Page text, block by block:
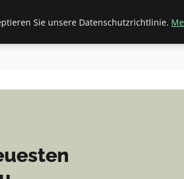
Tipps und
& Immobilien Frauen / Mode
Sie unsere Datenschutzrichtlinie.